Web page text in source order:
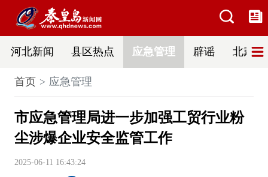
河北新闻 县区热点 应急管理 辟谣 北戴河
首页 应急管理
市应急管理局进一步加强工贸行业粉
尘涉爆企业安全监管工作
2025-06-11 16:43:24